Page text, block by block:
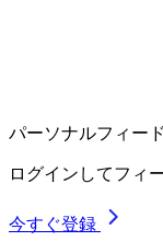
パーソナルフィード
ログインしてフィ
今すぐ登録